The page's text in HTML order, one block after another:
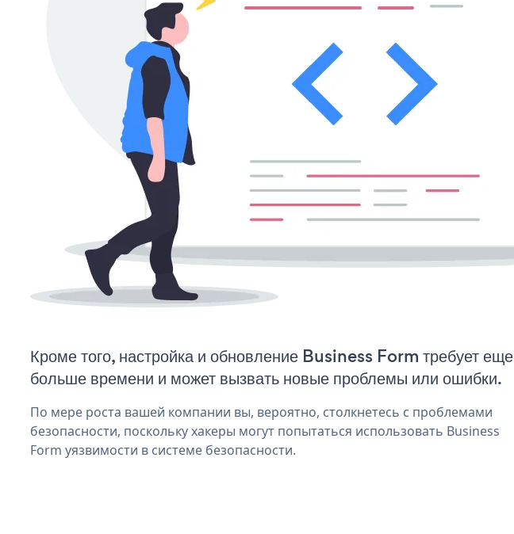
Кроме того, настройка и обновление Business Form требует еще
больше времени и может вызвать новые проблемы или ошибки.
По мере роста вашей компании вы, вероятно, столкнетесь с проблемами
безопасности, поскольку хакеры могут попытаться использовать Business
Form уязвимости в системе безопасности.